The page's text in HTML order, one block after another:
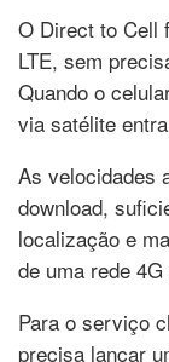
O Direct to Cell
LTE, sem
Quando o
via satélite
As velocidades
download,
localização e
de uma rede 4G
Para o serviço
precisa lançar